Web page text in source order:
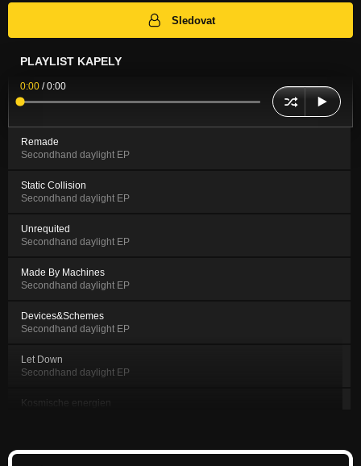
Sledovat
PLAYLIST KAPELY
0:00 /0:00
Remade
Secondhand daylight EP
Static Collision
Secondhand daylight EP
Unrequited
Secondhand daylight EP
Made By Machines
Secondhand daylight EP
Devices&Schemes
Secondhand daylight EP
Let Down
Secondhand daylight EP
Kosmische energien